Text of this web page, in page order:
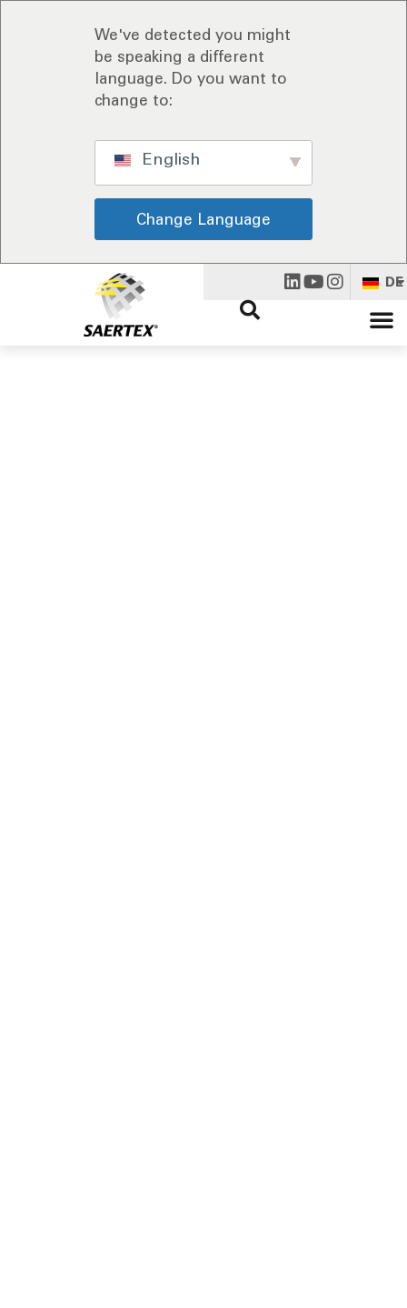
We've detected you might
be speaking a different
language. Do you want to
change to:
English
Change Language
DE